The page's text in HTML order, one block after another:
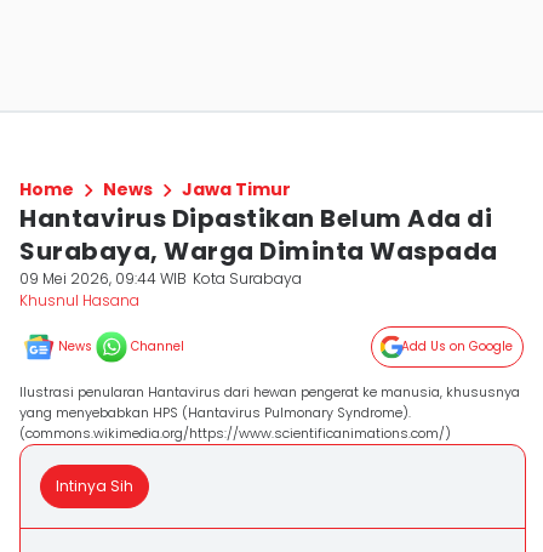
Home News Jawa Timur
Hantavirus Dipastikan Belum Ada di
Surabaya, Warga Diminta Waspada
09 Mei 2026, 09:44 WIB Kota Surabaya
Khusnul Hasana
News Channel Add Us on Google
Ilustrasi penularan Hantavirus dari hewan pengerat ke manusia, khususnya
yang menyebabkan HPS (Hantavirus Pulmonary Syndrome).
(commons.wikimedia.org/https://www.scientificanimations.com/)
Intinya Sih